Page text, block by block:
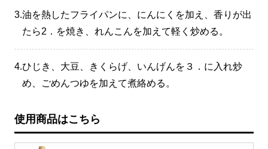
3.油を熱したフライパンに、にんにくを加え、香りが出
たら2．を焼き、れんこんを加えて軽く炒める。
4.ひじき、大豆、きくらげ、いんげんを３．に入れ炒
め、ごめんつゆを加えて煮絡める。
使用商品はこちら